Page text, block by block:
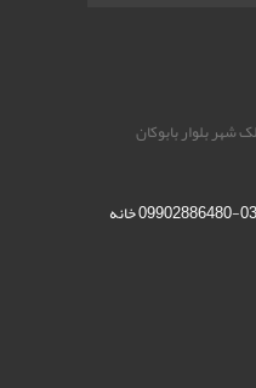
شهر بلوار بابوکان
03133210223-09902886480 خانه